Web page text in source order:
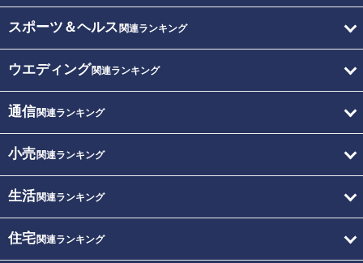
スポーツ＆ヘルス 関連ランキング
ウエディング関連ランキング
通信関連ランキング
小売関連ランキング
生活関連ランキング
住宅関連ランキング